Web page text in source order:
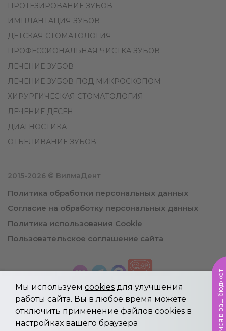
ПРОТЕЗИРОВАНИЕ ЗУБОВ
ИМПЛАНТАЦИЯ ЗУБОВ
ДЕТСКАЯ СТОМАТОЛОГИЯ
ПРОФЕССИОНАЛЬНАЯ ЧИСТКА ЗУБОВ
ЛЕЧЕНИЕ ЗУБОВ
ЛЕЧЕНИЕ ЗУБОВ ПОД МИКРОСКОПОМ
ХИРУРГИЧЕСКАЯ СТОМАТОЛОГИЯ
ЛЕЧЕНИЕ ДЕСЕН
ДИАГНОСТИКА
ОТБЕЛИВАНИЕ ЗУБОВ
2015-2026 © ВилмаДент
Политика обработки персональных данных
Согласие на обработку персональных данных
Политика использования Cookie
Пользовательское соглашение сайта
Уложимся в ваш бюджет
Информация, указанная на сайте не является
публичной офертой.
Мы используем cookies для улучшения
работы сайта. Вы в любое время можете
отключить применение файлов cookies в
настройках вашего браузера